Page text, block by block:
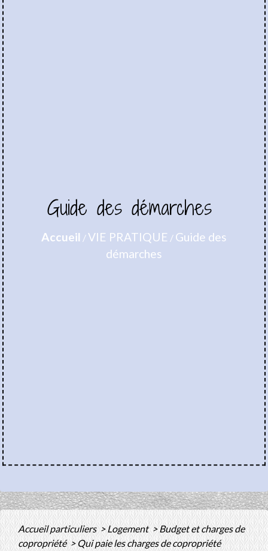
Guide des démarches
Accueil /VIE PRATIQUE / Guide des
démarches
Accueil particuliers> Logement>Budget et charges de
copropriété> Qui paie les charges de copropriété